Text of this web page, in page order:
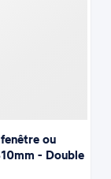
ou
- Double